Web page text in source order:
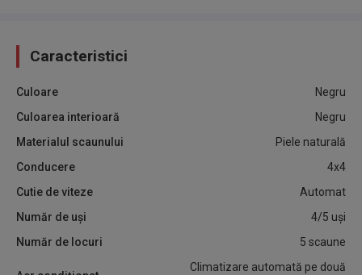
Caracteristici
Culoare
Negru
Culoarea interioară
Negru
Materialul scaunului
Piele naturală
Conducere
4x4
Cutie de viteze
Automat
Număr de uși
4/5 uși
Număr de locuri
5 scaune
Climatizare automată pe două